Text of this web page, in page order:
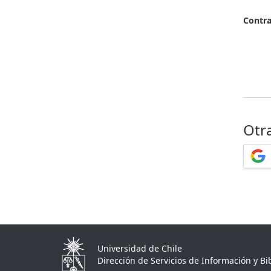
Universidad de Chile
Dirección de Servicios de Información y